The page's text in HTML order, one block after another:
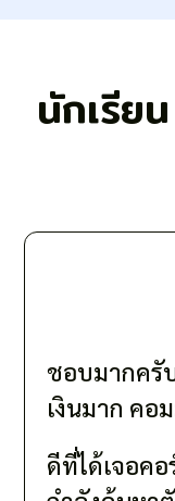
นักเรีย
ชอบมากครั
เงินมาก คอ
ดีที่ได้เจอคอ